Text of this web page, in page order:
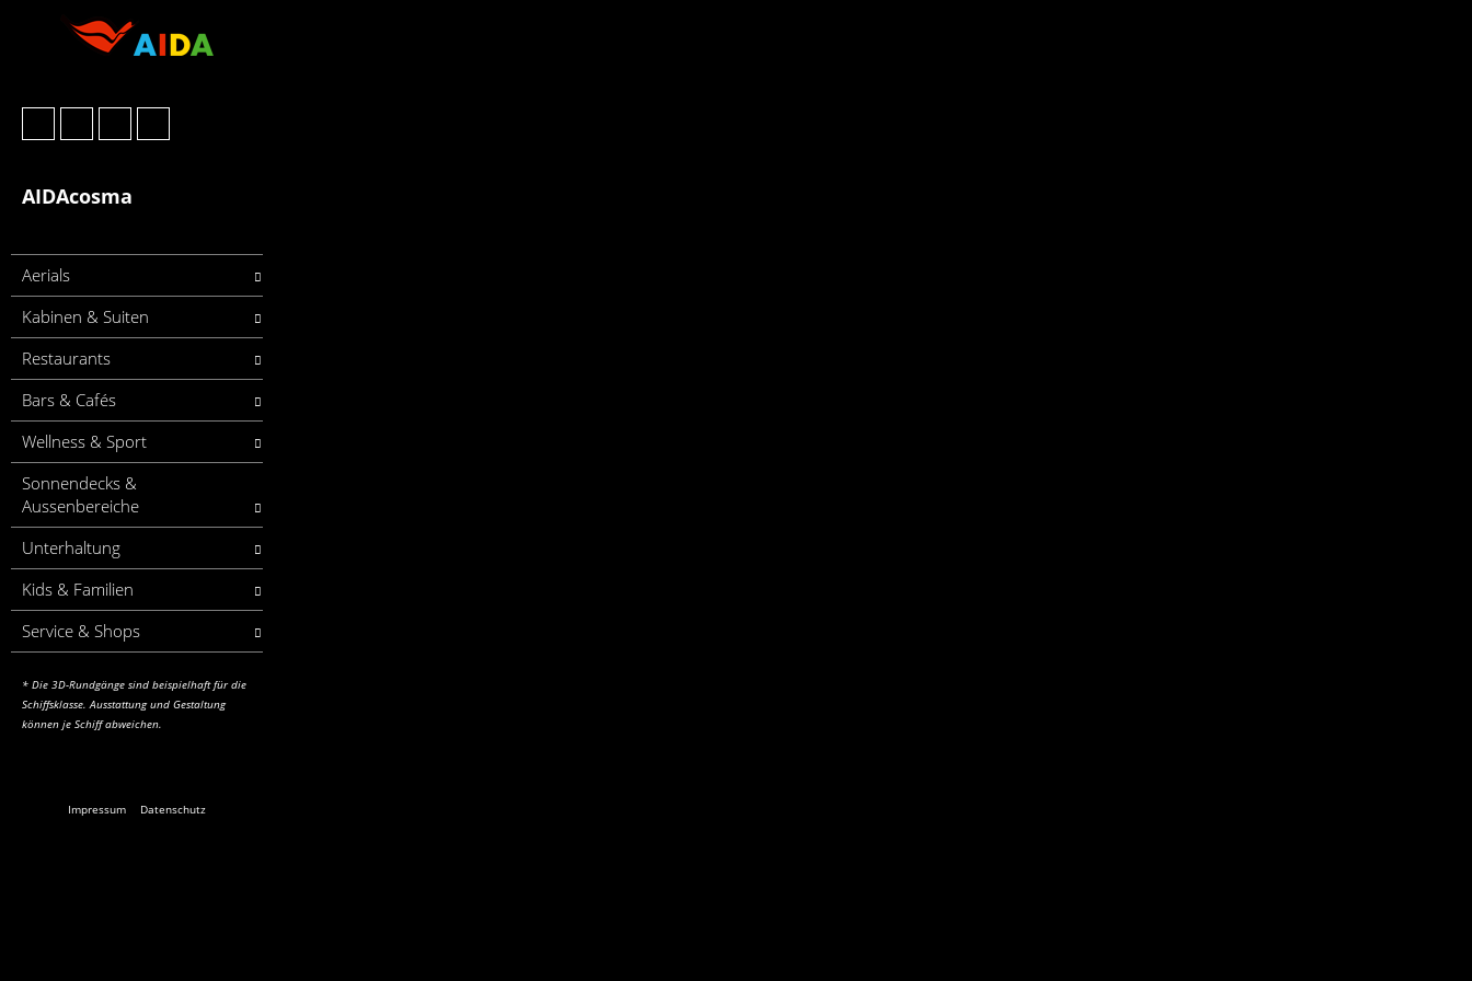
AIDAcosma
Aerials
Kabinen & Suiten
Restaurants
Bars & Cafés
Wellness & Sport
Sonnendecks &
Aussenbereiche
Unterhaltung
Kids & Familien
Service & Shops
* Die 3D-Rundgänge sind beispielhaft für die
Schiffsklasse. Ausstattung und Gestaltung
können je Schiff abweichen.
Impressum Datenschutz